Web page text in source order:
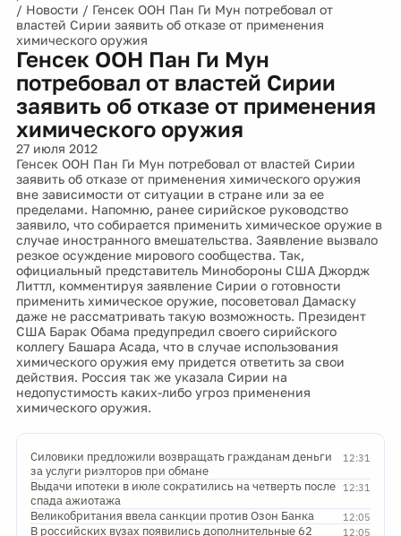
/ Новости / Генсек ООН Пан Ги Мун потребовал от
властей Сирии заявить об отказе от применения
химического оружия
Генсек ООН Пан Ги Мун
потребовал от властей Сирии
заявить об отказе от применения
химического оружия
27 июля 2012
Генсек ООН Пан Ги Мун потребовал от властей Сирии
заявить об отказе от применения химического оружия
вне зависимости от ситуации в стране или за ее
пределами. Напомню, ранее сирийское руководство
заявило, что собирается применить химическое оружие в
случае иностранного вмешательства. Заявление вызвало
резкое осуждение мирового сообщества. Так,
официальный представитель Минобороны США Джордж
Литтл, комментируя заявление Сирии о готовности
применить химическое оружие, посоветовал Дамаску
даже не рассматривать такую возможность. Президент
США Барак Обама предупредил своего сирийского
коллегу Башара Асада, что в случае использования
химического оружия ему придется ответить за свои
действия. Россия так же указала Сирии на
недопустимость каких-либо угроз применения
химического оружия.
12:31
Силовики предложили возвращать гражданам деньги
за услуги риэлторов при обмане
12:31
Выдачи ипотеки в июле сократились на четверть после
спада ажиотажа
12:05
Великобритания ввела санкции против Озон Банка
12:05
В российских вузах появились дополнительные 62